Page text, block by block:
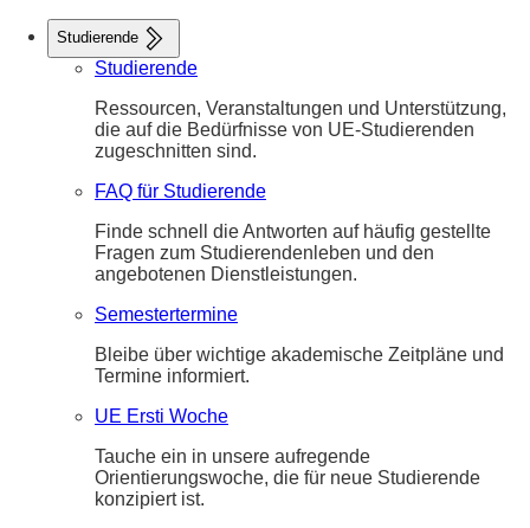
Studierende
Studierende
Ressourcen, Veranstaltungen und Unterstützung,
die auf die Bedürfnisse von UE-Studierenden
zugeschnitten sind.
FAQ für Studierende
Finde schnell die Antworten auf häufig gestellte
Fragen zum Studierendenleben und den
angebotenen Dienstleistungen.
Semestertermine
Bleibe über wichtige akademische Zeitpläne und
Termine informiert.
UE Ersti Woche
Tauche ein in unsere aufregende
Orientierungswoche, die für neue Studierende
konzipiert ist.